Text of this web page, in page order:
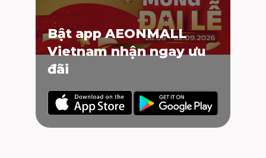
Bật app AEONMALL
Vietnam nhận ngay ưu
đãi